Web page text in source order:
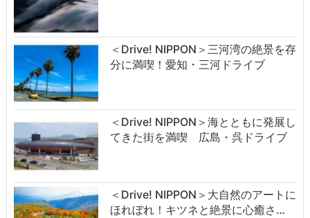
＜Drive! NIPPON＞三河湾の絶景を存
分に満喫！愛知・三河ドライブ
＜Drive! NIPPON＞海とともに発展し
てきた街を満喫 広島・呉ドライブ
＜Drive! NIPPON＞大自然のアートに
ほれぼれ！キツネと絶景に心癒さ…